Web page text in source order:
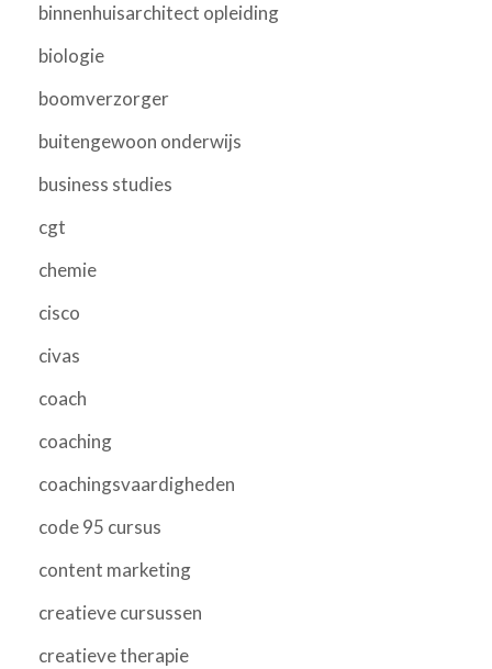
binnenhuisarchitect opleiding
biologie
boomverzorger
buitengewoon onderwijs
business studies
cgt
chemie
cisco
civas
coach
coaching
coachingsvaardigheden
code 95 cursus
content marketing
creatieve cursussen
creatieve therapie